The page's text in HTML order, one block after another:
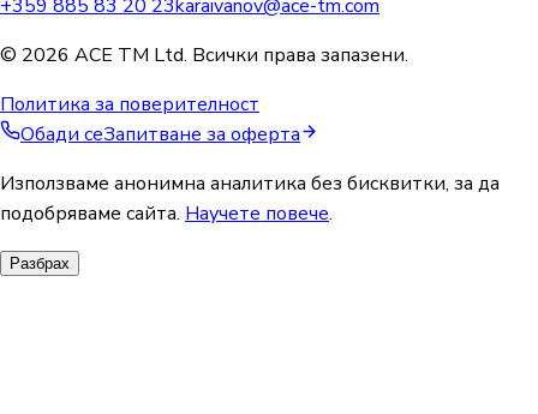
+359 885 83 20 23karaivanov@ace-tm.com
© 2026 ACE TM Ltd. Всички права запазени.
Политика за поверителност
Обади сеЗапитване за оферта
Използваме анонимна аналитика без бисквитки, за да
подобряваме сайта. Научете повече.
Разбрах